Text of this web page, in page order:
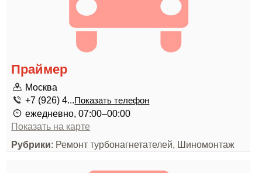
Праймер
Москва
+7 (926) 4...Показать телефон
ежедневно, 07:00–00:00
Показать на карте
Рубрики: Ремонт турбонагнетателей, Шиномонтаж